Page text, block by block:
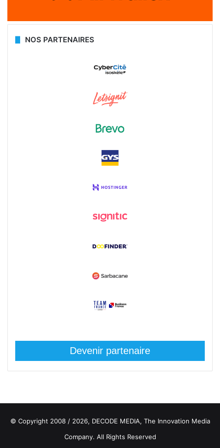
NOS PARTENAIRES
Devenir partenaire
© Copyright 2008 / 2026, DECODE MEDIA, The Innovation Media
Company. All Rights Reserved